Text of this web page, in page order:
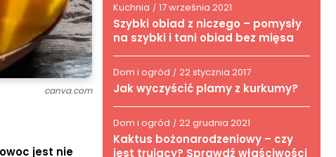
canva.com
jest nie
Kuchnia / 17 września 2021
Szybki obiad z niczego – pomysły
na szybki i tani obiad bez mięsa
Dom i ogród / 22 stycznia 2017
Jak wyczyścić plamy z kurkumy?
Dom i ogród / 22 grudnia 2021
Kaktus bożonarodzeniowy – czy
jest trujący? Sprawdź właściwości